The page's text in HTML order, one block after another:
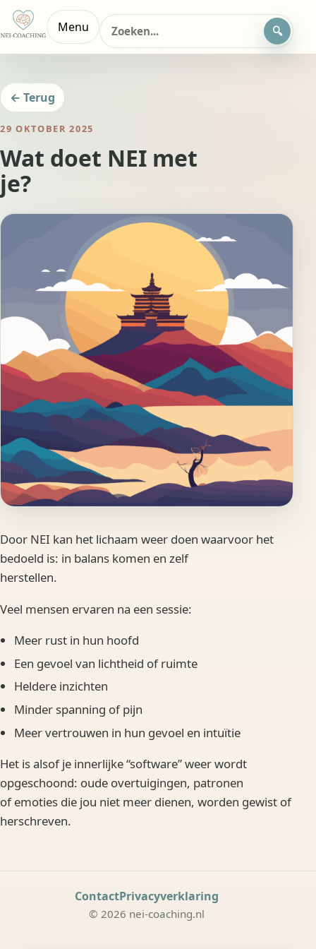
Menu
Zoeken
naar:
← Terug
29 OKTOBER 2025
Wat doet NEI met
je?
Door NEI kan het lichaam weer doen waarvoor het
bedoeld is: in balans komen en zelf
herstellen.
Veel mensen ervaren na een sessie:
Meer rust in hun hoofd
Een gevoel van lichtheid of ruimte
Heldere inzichten
Minder spanning of pijn
Meer vertrouwen in hun gevoel en intuïtie
Het is alsof je innerlijke “software” weer wordt
opgeschoond: oude overtuigingen, patronen
of emoties die jou niet meer dienen, worden gewist of
herschreven.
ContactPrivacyverklaring
© 2026 nei-coaching.nl